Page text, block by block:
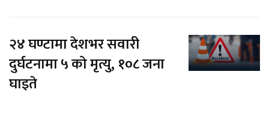
२४ घण्टामा देशभर सवारी
दुर्घटनामा ५ को मृत्यु, १०८ जना
घाइते